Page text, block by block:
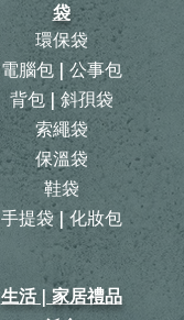
袋
環保袋
電腦包 | 公事包
背包|斜孭袋
​索繩袋
保溫袋
鞋袋
手提袋 | 化妝包
生活 | 家居禮品